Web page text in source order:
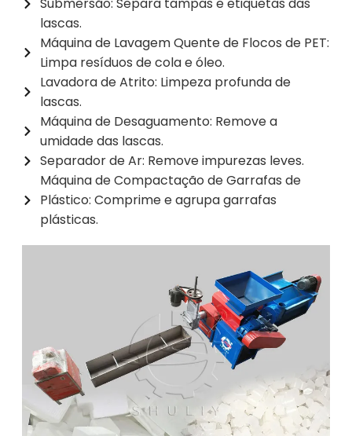
Submersão: Separa tampas e etiquetas das
lascas.
Máquina de Lavagem Quente de Flocos de PET:
Limpa resíduos de cola e óleo.
Lavadora de Atrito: Limpeza profunda de
lascas.
Máquina de Desaguamento: Remove a
umidade das lascas.
Separador de Ar: Remove impurezas leves.
Máquina de Compactação de Garrafas de
Plástico: Comprime e agrupa garrafas
plásticas.